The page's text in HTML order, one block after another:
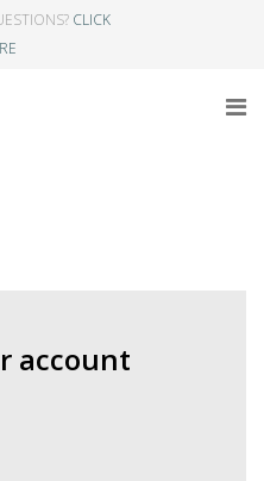
CLICK
account